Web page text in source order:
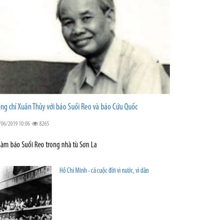
chí Xuân Thủy với báo Suối Reo và báo Cứu Quốc
2019 10:06 8265
báo Suối Reo trong nhà tù Sơn La
Hồ Chí Minh - cả cuộc đời vì nước, vì dân